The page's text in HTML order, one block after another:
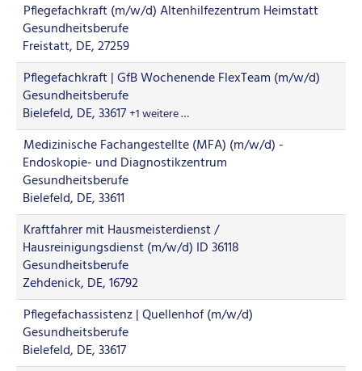
Pflegefachkraft (m/w/d) Altenhilfezentrum Heimstatt
Gesundheitsberufe
Freistatt, DE, 27259
Pflegefachkraft | GfB Wochenende FlexTeam (m/w/d)
Gesundheitsberufe
Bielefeld, DE, 33617+1 weitere …
Medizinische Fachangestellte (MFA) (m/w/d) -
Endoskopie- und Diagnostikzentrum
Gesundheitsberufe
Bielefeld, DE, 33611
Kraftfahrer mit Hausmeisterdienst /
Hausreinigungsdienst (m/w/d) ID 36118
Gesundheitsberufe
Zehdenick, DE, 16792
Pflegefachassistenz | Quellenhof (m/w/d)
Gesundheitsberufe
Bielefeld, DE, 33617